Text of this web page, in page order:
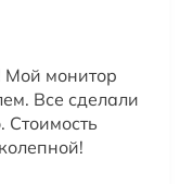
Мой монитор
Все сделали
Стоимость